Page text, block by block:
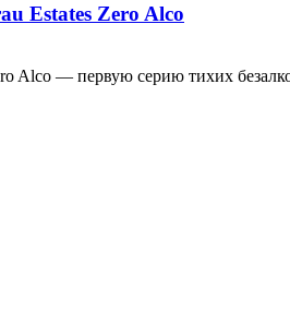
Estates Zero Alco
Alco — первую серию тихих